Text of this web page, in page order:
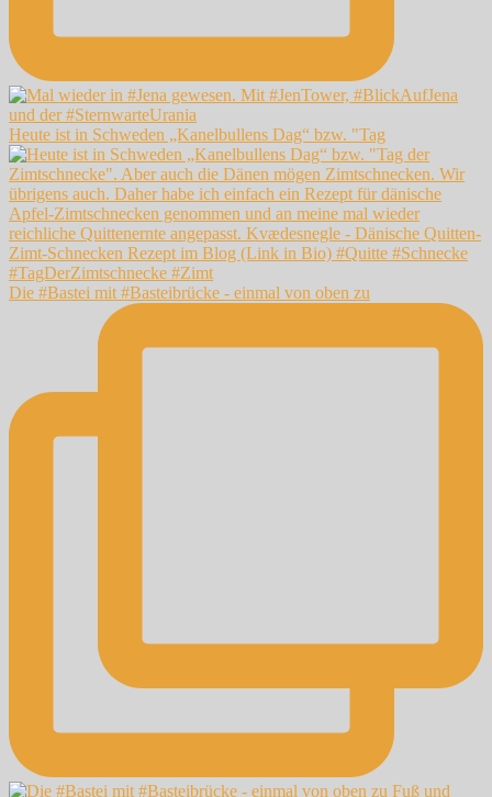
Heute ist in Schweden „Kanelbullens Dag“ bzw. "Tag
Die #Bastei mit #Basteibrücke - einmal von oben zu